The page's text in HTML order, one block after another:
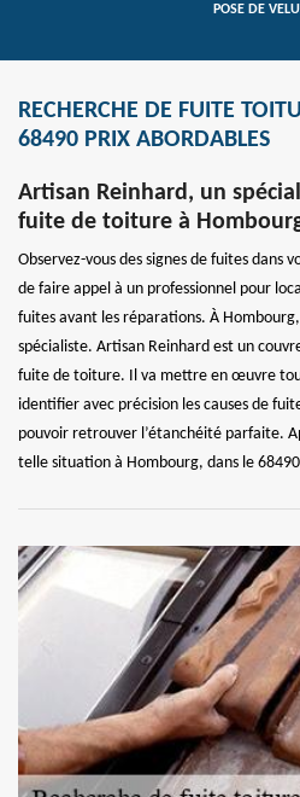
POSE DE
RECHERCHE DE FUITE
68490 PRIX ABORDABLES
Artisan Reinhard, un
fuite de toiture à
Observez-vous des signes de fuites dans
de faire appel à un professionnel pour
fuites avant les réparations. À
spécialiste. Artisan Reinhard est un
fuite de toiture. Il va mettre en œuvre
identifier avec précision les causes de
pouvoir retrouver l’étanchéité parfaite.
telle situation à Hombourg, dans le